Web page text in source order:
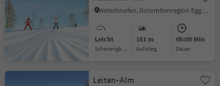
Welschnofen, Dolomitenregion Eggental
Leicht
Schwierigkeitsgrad
181 m
Aufstieg
0h:00 Min
Dauer
Leiten-Alm